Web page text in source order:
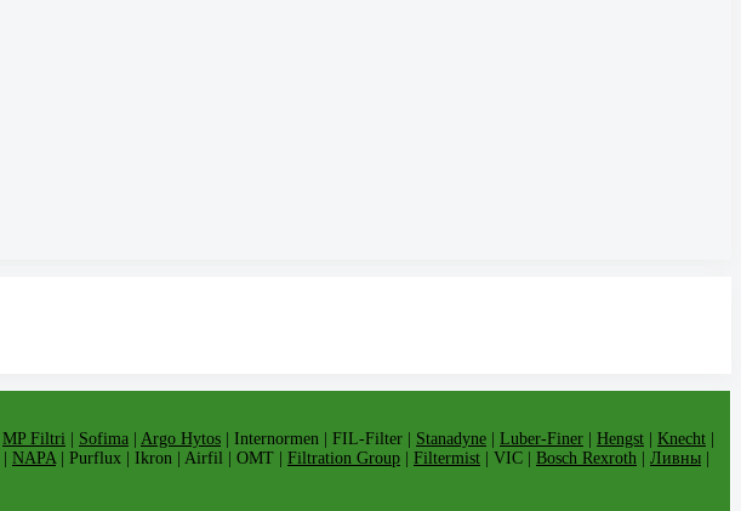
MP Filtri Sofima Argo Hytos | Internormen | FIL-Filter | Stanadyne Luber-Finer Hengst Knecht
NAPA| Purflux | Ikron | Airfil | OMT | Filtration Group Filtermist | VIC | Bosch Rexroth Ливны